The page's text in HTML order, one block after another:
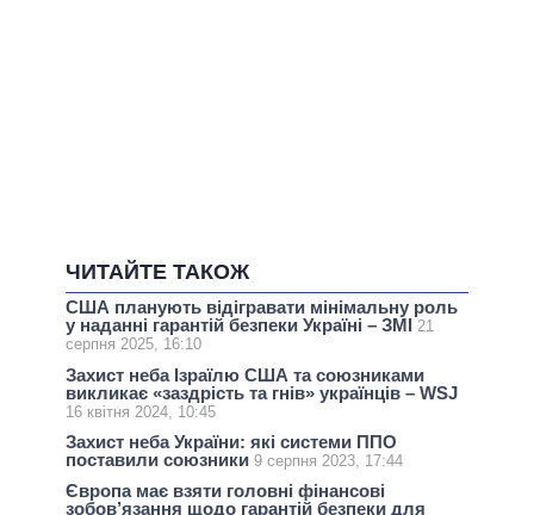
ЧИТАЙТЕ ТАКОЖ
США планують відігравати мінімальну роль
у наданні гарантій безпеки Україні – ЗМІ 21
серпня 2025, 16:10
Захист неба Ізраїлю США та союзниками
викликає «заздрість та гнів» українців – WSJ
16 квітня 2024, 10:45
Захист неба України: які системи ППО
поставили союзники 9 серпня 2023, 17:44
Європа має взяти головні фінансові
зобов’язання щодо гарантій безпеки для